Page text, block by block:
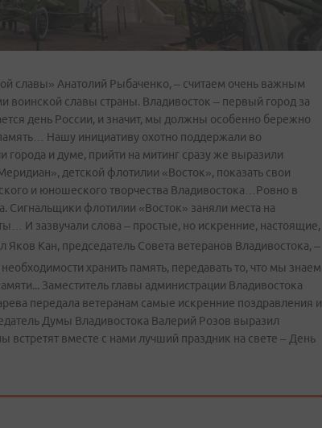
славы» Анатолий Рыбаченко, – считаем очень важным
воинской славы страны. Владивосток – первый город за
день России, и значит, мы должны особенно бережно
Нашу инициативу охотно поддержали во
города и думе, прийти на митинг сразу же выразили
детской флотилии «Восток», показать свои
и юношеского творчества Владивостока…Ровно в
Сигнальщики флотилии «Восток» заняли места на
И зазвучали слова – простые, но искренние, настоящие,
Кан, председатель Совета ветеранов Владивостока, –
хранить память, передавать то, что мы знаем
Заместитель главы администрации Владивостока
передала ветеранам самые искренние поздравления и
Думы Владивостока Валерий Розов выразил
вместе с нами лучший праздник на свете – День